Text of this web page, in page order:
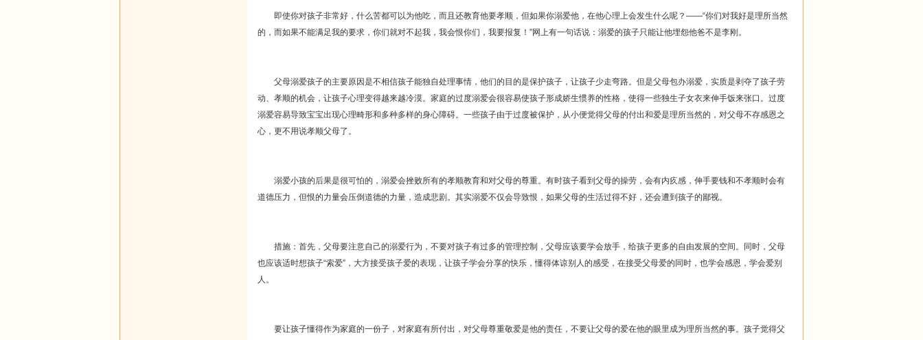
即使你对孩子非常好，什么苦都可以为他吃，而且还教育他要孝顺，但如果你溺爱他，在他心理上会发生什么呢？——“你们对我好是理所当然
的，而如果不能满足我的要求，你们就对不起我，我会恨你们，我要报复！”网上有一句话说：溺爱的孩子只能让他埋怨他爸不是李刚。
父母溺爱孩子的主要原因是不相信孩子能独自处理事情，他们的目的是保护孩子，让孩子少走弯路。但是父母包办溺爱，实质是剥夺了孩子劳
动、孝顺的机会，让孩子心理变得越来越冷漠。家庭的过度溺爱会很容易使孩子形成娇生惯养的性格，使得一些独生子女衣来伸手饭来张口。过度
溺爱容易导致宝宝出现心理畸形和多种多样的身心障碍。一些孩子由于过度被保护，从小便觉得父母的付出和爱是理所当然的，对父母不存感恩之
心，更不用说孝顺父母了。
溺爱小孩的后果是很可怕的，溺爱会挫败所有的孝顺教育和对父母的尊重。有时孩子看到父母的操劳，会有内疚感，伸手要钱和不孝顺时会有
道德压力，但恨的力量会压倒道德的力量，造成悲剧。其实溺爱不仅会导致恨，如果父母的生活过得不好，还会遭到孩子的鄙视。
措施：首先，父母要注意自己的溺爱行为，不要对孩子有过多的管理控制，父母应该要学会放手，给孩子更多的自由发展的空间。同时，父母
也应该适时想孩子“索爱”，大方接受孩子爱的表现，让孩子学会分享的快乐，懂得体谅别人的感受，在接受父母爱的同时，也学会感恩，学会爱别
人。
要让孩子懂得作为家庭的一份子，对家庭有所付出，对父母尊重敬爱是他的责任，不要让父母的爱在他的眼里成为理所当然的事。孩子觉得父